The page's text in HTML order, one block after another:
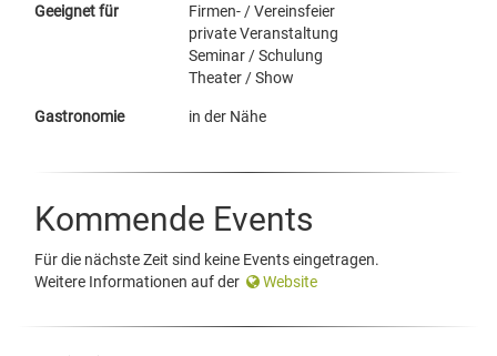
Geeignet für
Firmen- / Vereinsfeier
private Veranstaltung
Seminar / Schulung
Theater / Show
Gastronomie in der Nähe
Kommende Events
Für die nächste Zeit sind keine Events eingetragen.
Weitere Informationen auf der
Website